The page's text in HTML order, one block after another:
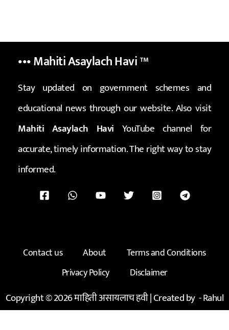
••• Mahiti Asaylach Havi™
Stay updated on government schemes and
educational news through our website. Also visit
Mahiti Asaylach Havi YouTube channel for
accurate, timely information. The right way to stay
informed.
Contact us About
Terms and Conditions
Privacy Policy
Disclaimer
Copyright © 2026 माहिती असायलाच हवी | Created by -Rahul